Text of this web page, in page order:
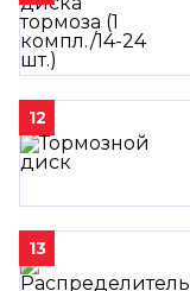
12
13